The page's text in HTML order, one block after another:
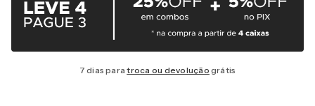
7 dias paratroca ou devolução grátis